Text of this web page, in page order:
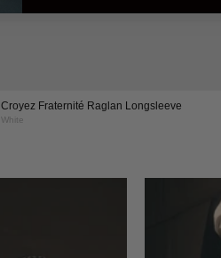
Croyez Fraternité Raglan Longsleeve
White